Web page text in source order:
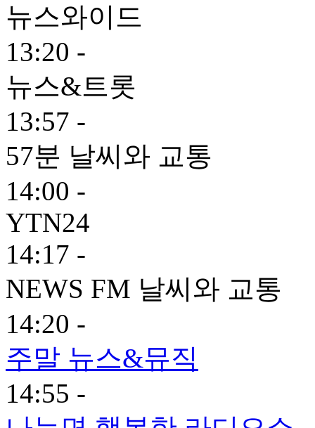
뉴스와이드
13:20 -
뉴스&트롯
13:57 -
57분 날씨와 교통
14:00 -
YTN24
14:17 -
NEWS FM 날씨와 교통
14:20 -
주말 뉴스&뮤직
14:55 -